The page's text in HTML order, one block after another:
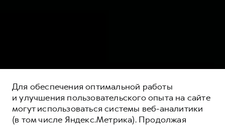
Для обеспечения оптимальной работы
и улучшения пользовательского опыта на сайте
могут использоваться системы веб-аналитики
(в том числе Яндекс.Метрика). Продолжая